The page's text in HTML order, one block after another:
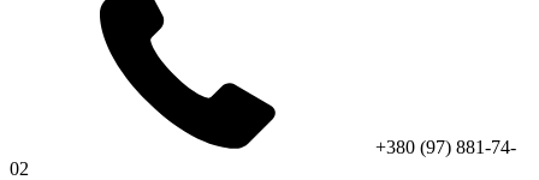
+380 (97) 881-74-
02